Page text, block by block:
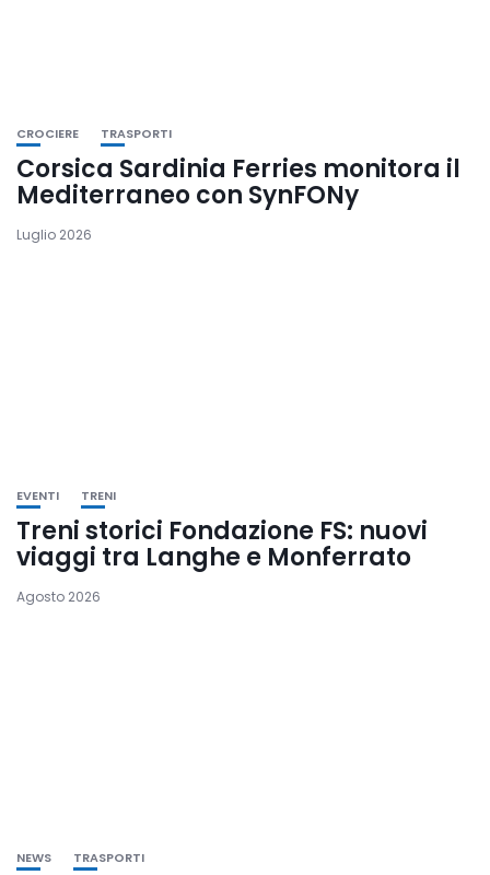
CROCIERE TRASPORTI
Corsica Sardinia Ferries monitora il
Mediterraneo con SynFONy
Luglio 2026
EVENTI TRENI
Treni storici Fondazione FS: nuovi
viaggi tra Langhe e Monferrato
Agosto 2026
NEWS TRASPORTI